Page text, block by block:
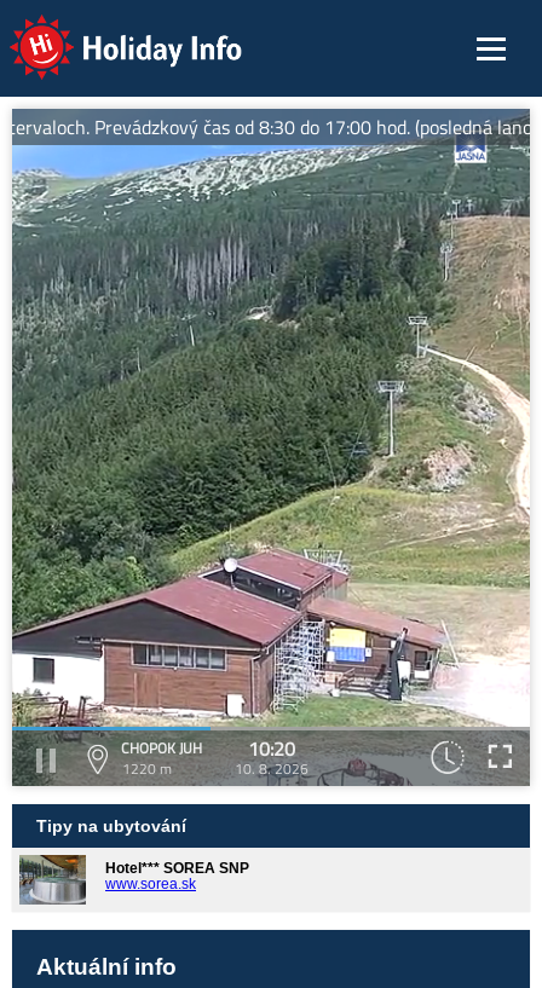
Holiday Info
Prevádzkový čas od 8:30 do 17:00 hod. (posledná
CHOPOK JUH
1220 m
10:20
10. 8. 2026
Tipy na ubytování
Hotel*** SOREA SNP
www.sorea.sk
Aktuální info